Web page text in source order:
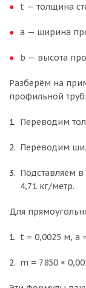
t — толщина
a — ширина
b — высота
Разберём на
профильной
Переводим
Переводим
Подставляем
4,71 кг/метр.
Для
t = 0,0025 м, a
m = 7850 ×